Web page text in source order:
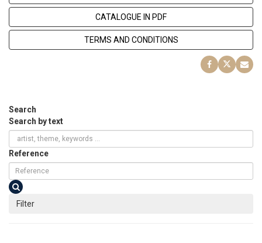
CATALOGUE IN PDF
TERMS AND CONDITIONS
Search
Search by text
Reference
Filter